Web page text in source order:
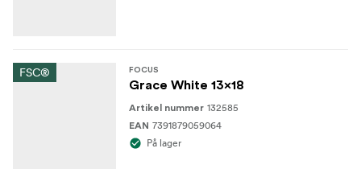
FSC® FOCUS
Grace White 13x18
Artikel nummer 132585
EAN 7391879059064
På lager